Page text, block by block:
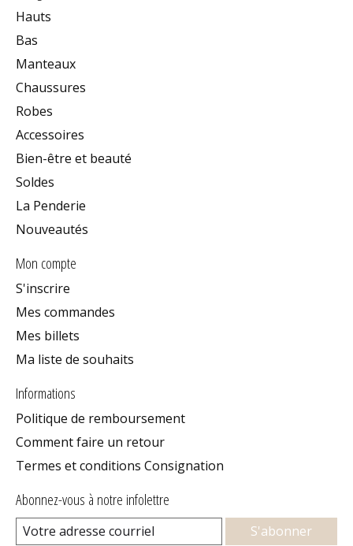
Hauts
Bas
Manteaux
Chaussures
Robes
Accessoires
Bien-être et beauté
Soldes
La Penderie
Nouveautés
Mon compte
S'inscrire
Mes commandes
Mes billets
Ma liste de souhaits
Informations
Politique de remboursement
Comment faire un retour
Termes et conditions Consignation
Abonnez-vous à notre infolettre
S'abonner